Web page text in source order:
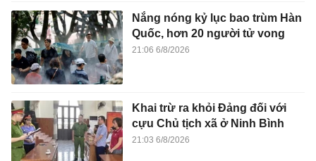
Nắng nóng kỷ lục bao trùm Hàn
Quốc, hơn 20 người tử vong
21:06 6/8/2026
Khai trừ ra khỏi Đảng đối với
cựu Chủ tịch xã ở Ninh Bình
21:03 6/8/2026